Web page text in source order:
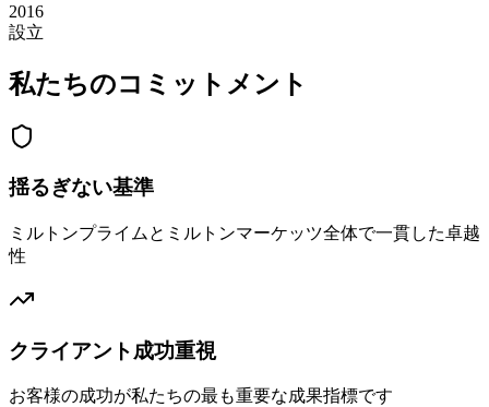
2016
設立
私たちのコミットメント
揺るぎない基準
ミルトンプライムとミルトンマーケッツ全体で一貫した卓越
性
クライアント成功重視
お客様の成功が私たちの最も重要な成果指標です